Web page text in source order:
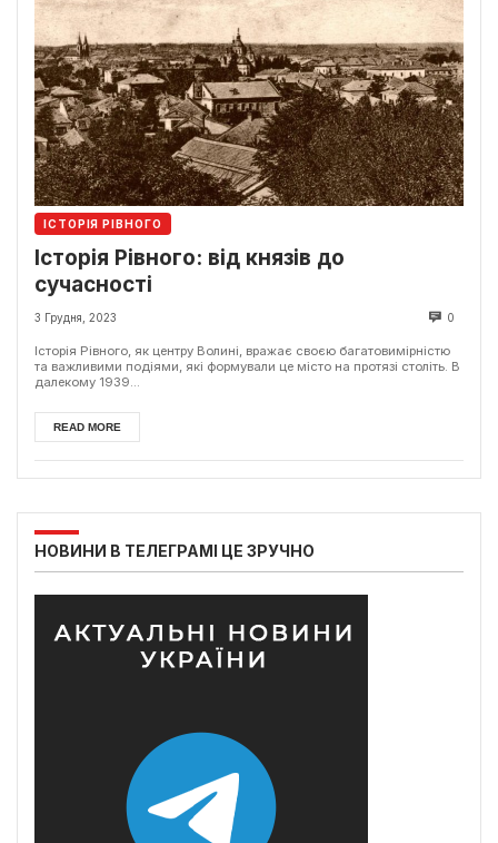
ІСТОРІЯ РІВНОГО
Історія Рівного: від князів до
сучасності
3 Грудня, 2023 0
Історія Рівного, як центру Волині, вражає своєю багатовимірністю
та важливими подіями, які формували це місто на протязі століть. В
далекому 1939...
READ MORE
НОВИНИ В ТЕЛЕГРАМІ ЦЕ ЗРУЧНО